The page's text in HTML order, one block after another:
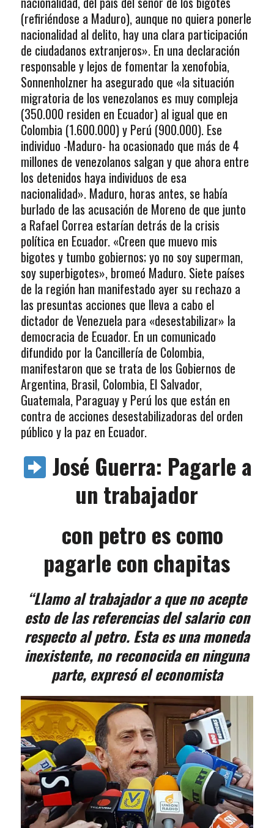
(refiriéndose a Maduro), aunque no quiera ponerle
nacionalidad al delito, hay una clara participación
de ciudadanos extranjeros». En una declaración
responsable y lejos de fomentar la xenofobia,
Sonnenholzner ha asegurado que «la situación
migratoria de los venezolanos es muy compleja
(350.000 residen en Ecuador) al igual que en
Colombia (1.600.000) y Perú (900.000). Ese
individuo -Maduro- ha ocasionado que más de 4
millones de venezolanos salgan y que ahora entre
los detenidos haya individuos de esa
nacionalidad». Maduro, horas antes, se había
burlado de las acusación de Moreno de que junto
a Rafael Correa estarían detrás de la crisis
política en Ecuador. «Creen que muevo mis
bigotes y tumbo gobiernos; yo no soy superman,
soy superbigotes», bromeó Maduro. Siete países
de la región han manifestado ayer su rechazo a
las presuntas acciones que lleva a cabo el
dictador de Venezuela para «desestabilizar» la
democracia de Ecuador. En un comunicado
difundido por la Cancillería de Colombia,
manifestaron que se trata de los Gobiernos de
Argentina, Brasil, Colombia, El Salvador,
Guatemala, Paraguay y Perú los que están en
contra de acciones desestabilizadoras del orden
público y la paz en Ecuador.
José Guerra: Pagarle a
un trabajador
con petro es como
pagarle con chapitas
“Llamo al trabajador a que no acepte
esto de las referencias del salario con
respecto al petro. Esta es una moneda
inexistente, no reconocida en ninguna
parte, expresó el economista